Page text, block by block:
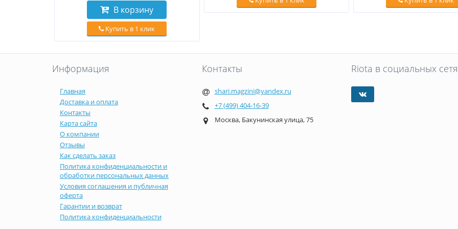
В корзину
Купить в 1 клик
Информация
Главная
Доставка и оплата
Контакты
Карта сайта
О компании
Отзывы
Как сделать заказ
Политика конфиденциальности и
обработки персональных данных
Условия соглашения и публичная
оферта
Гарантии и возврат
Политика конфиденциальности
Контакты
shari.magzini@yandex.ru
+7 (499) 404-16-39
Москва, Бакунинская улица, 75
Riota в социальных